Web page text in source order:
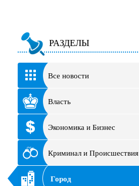
РАЗДЕЛЫ
Все новости
Власть
Экономика и Бизнес
Криминал и Происшествия
Город